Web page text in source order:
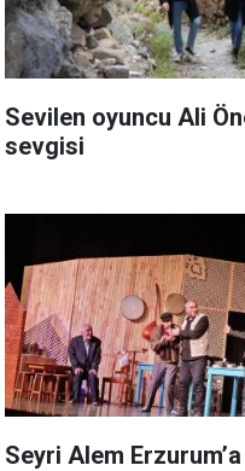
Sevilen oyuncu Ali
sevgisi
Seyri Alem